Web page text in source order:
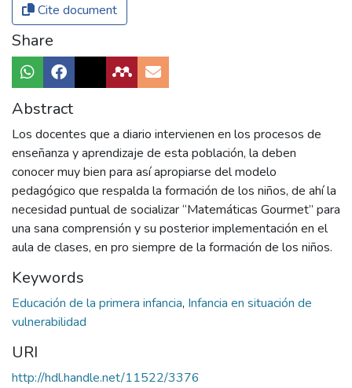
Cite document
Share
Abstract
Los docentes que a diario intervienen en los procesos de
enseñanza y aprendizaje de esta población, la deben
conocer muy bien para así apropiarse del modelo
pedagógico que respalda la formación de los niños, de ahí la
necesidad puntual de socializar “Matemáticas Gourmet” para
una sana comprensión y su posterior implementación en el
aula de clases, en pro siempre de la formación de los niños.
Keywords
Educación de la primera infancia, Infancia en situación de
vulnerabilidad
URI
http://hdl.handle.net/11522/3376